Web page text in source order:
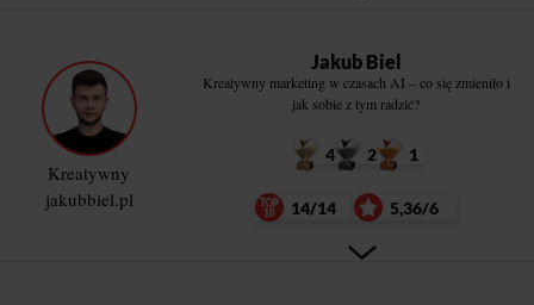
Kreatywny
jakubbiel.pl
Jakub Biel
Kreatywny marketing w czasach AI – co się zmieniło i
jak sobie z tym radzić?
4 2 1
14/14 5,36/6